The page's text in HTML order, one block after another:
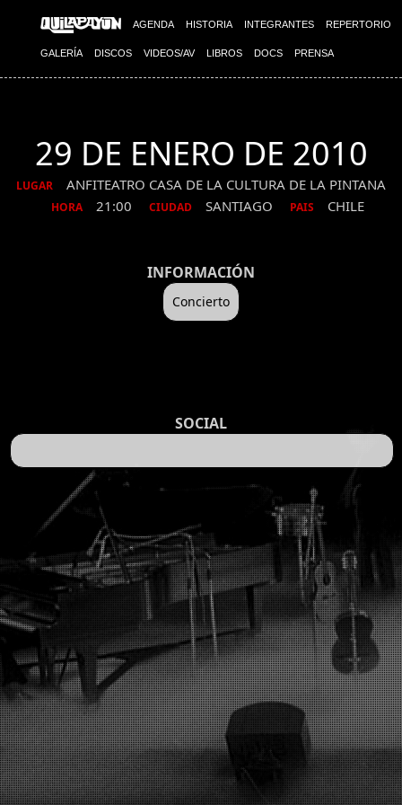
AGENDA HISTORIA INTEGRANTES REPERTORIO
GALERÍA DISCOS VIDEOS/AV LIBROS DOCS PRENSA
29 DE ENERO DE 2010
LUGAR ANFITEATRO CASA DE LA CULTURA DE LA PINTANA
HORA 21:00 CIUDAD SANTIAGO PAIS CHILE
INFORMACIÓN
Concierto
SOCIAL